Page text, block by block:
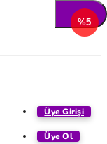
Üye Girişi
Üye Ol
%5